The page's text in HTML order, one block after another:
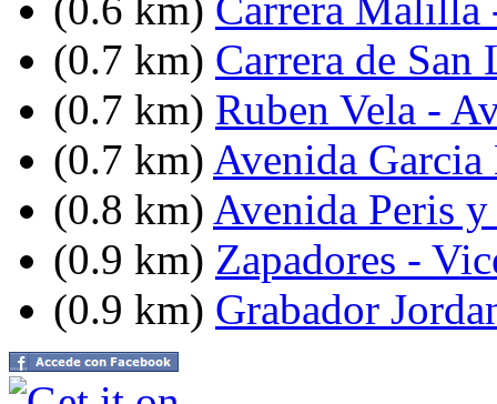
(0.7 km) Carrera de San
(0.7 km) Ruben Vela -
(0.7 km) Avenida
(0.8 km) Avenida Peris
(0.9 km) Zapadores -
(0.9 km) Grabador